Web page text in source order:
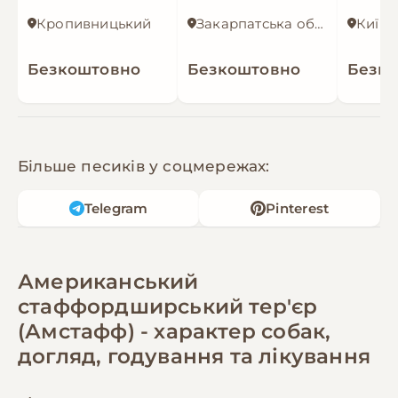
Кропивницький
Безкоштовно
Закарпатська область
Безкоштовно
Київ
Більше песиків у соцмережах:
Telegram Pinterest
Американський
стаффордширський тер'єр
(Амстафф) - характер собак,
догляд, годування та лікування